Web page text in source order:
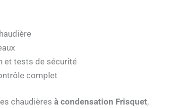
et tests de sécurité
complet
chaudières à condensation Frisquet,